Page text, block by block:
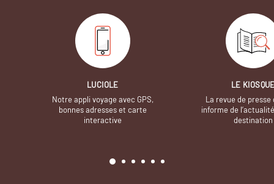
LUCIOLE
Notre appli voyage avec GPS,
bonnes adresses et carte
interactive
LE
La revue de presse
informe de
destination